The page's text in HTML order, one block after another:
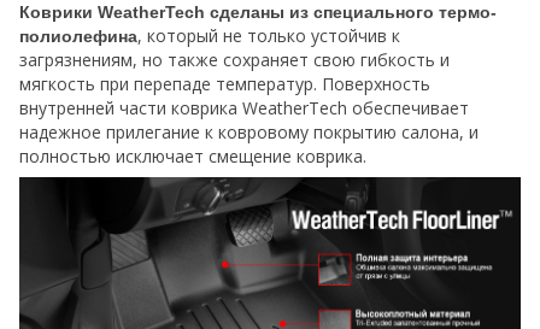
Коврики WeatherTech сделаны из специального термо-
полиолефина, который не только устойчив к
загрязнениям, но также сохраняет свою гибкость и
мягкость при перепаде температур. Поверхность
внутренней части коврика WeatherTech обеспечивает
надежное прилегание к ковровому покрытию салона, и
полностью исключает смещение коврика.